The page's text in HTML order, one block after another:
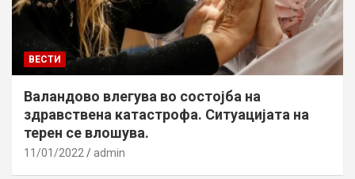
ВЕСТИ
Валандово влегува во состојба на
здравствена катастрофа. Ситуацијата на
терен се влошува.
11/01/2022 admin